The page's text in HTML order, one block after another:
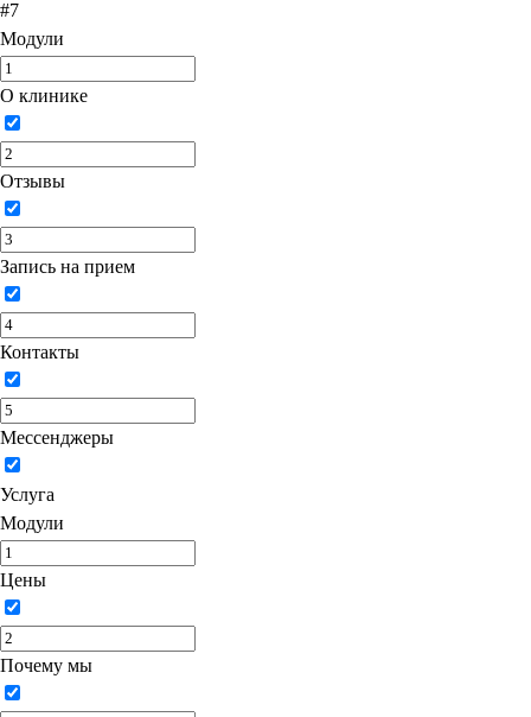
#7
Модули
О клинике
Отзывы
Запись на прием
Контакты
Мессенджеры
Услуга
Модули
Цены
Почему мы